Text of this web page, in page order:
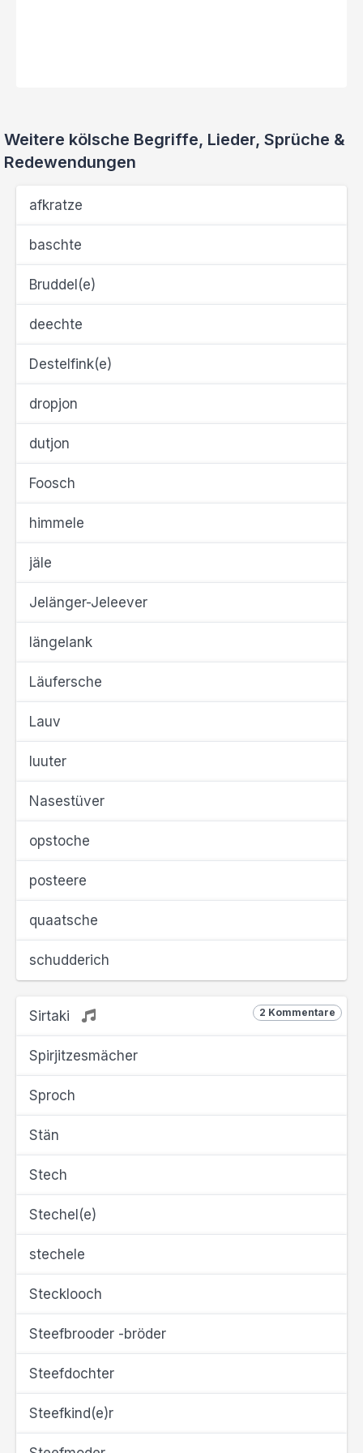
Weitere kölsche Begriffe, Lieder, Sprüche &
Redewendungen
afkratze
baschte
Bruddel(e)
deechte
Destelfink(e)
dropjon
dutjon
Foosch
himmele
jäle
Jelänger-Jeleever
längelank
Läufersche
Lauv
luuter
Nasestüver
opstoche
posteere
quaatsche
schudderich
2 Kommentare
Sirtaki
Spirjitzesmächer
Sproch
Stän
Stech
Stechel(e)
stechele
Stecklooch
Steefbrooder -bröder
Steefdochter
Steefkind(e)r